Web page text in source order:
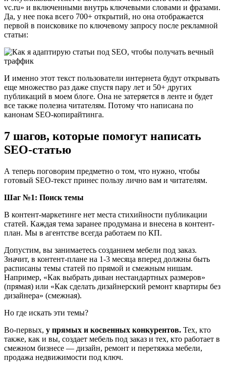
vc.ru» и включенными внутрь ключевыми словами и фразами.
Да, у нее пока всего 700+ открытий, но она отображается
первой в поисковике по ключевому запросу после рекламной
статьи:
И именно этот текст пользователи интернета будут открывать
еще множество раз даже спустя пару лет и 50+ других
публикаций в моем блоге. Она не затеряется в ленте и будет
все также полезна читателям. Потому что написана по
канонам SEO-копирайтинга.
7 шагов, которые помогут написать
SEO-статью
А теперь поговорим предметно о том, что нужно, чтобы
готовый SEO-текст принес пользу лично вам и читателям.
Шаг №1: Поиск темы
В контент-маркетинге нет места стихийности публикации
статей. Каждая тема заранее продумана и внесена в контент-
план. Мы в агентстве всегда работаем по КП.
Допустим, вы занимаетесь созданием мебели под заказ.
Значит, в контент-плане на 1-3 месяца вперед должны быть
расписаны темы статей по прямой и смежным нишам.
Например, «Как выбрать диван нестандартных размеров»
(прямая) или «Как сделать дизайнерский ремонт квартиры без
дизайнера» (смежная).
Но где искать эти темы?
Во-первых, у прямых и косвенных конкурентов. Тех, кто
также, как и вы, создает мебель под заказ и тех, кто работает в
смежном бизнесе ― дизайн, ремонт и перетяжка мебели,
продажа недвижимости под ключ.